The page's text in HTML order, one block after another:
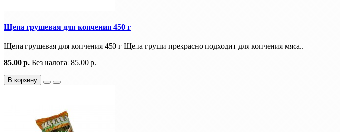
Щепа грушевая для копчения 450 г
Щепа грушевая для копчения 450 г Щепа груши прекрасно подходит для копчения мяса..
85.00 р. Без налога: 85.00 р.
В корзину